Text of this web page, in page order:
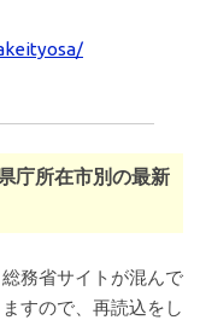
庁所在市別の最新
務省サイトが混んで
すので、再読込をし